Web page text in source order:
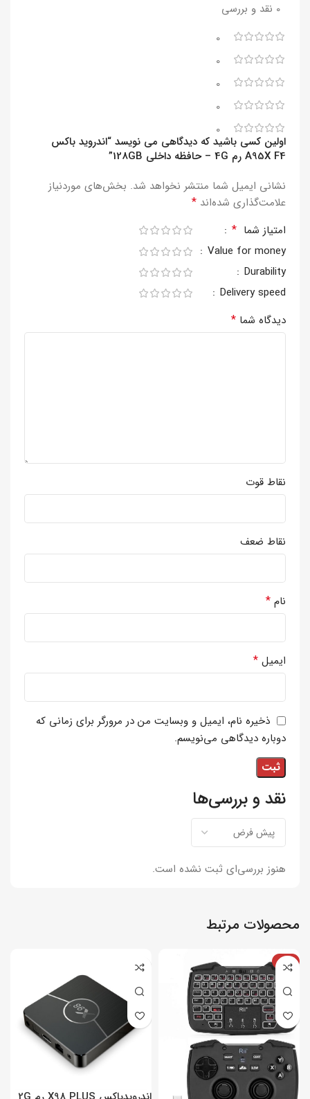
0 نقد و بررسی
0
0
0
0
0
نقد و بررسی‌ها
هنوز بررسی‌ای ثبت نشده است.
اولین کسی باشید که دیدگاهی می نویسد “اندروید باکس
A95X F4 رم 4G – حافظه داخلی 128GB”
نشانی ایمیل شما منتشر نخواهد شد. بخش‌های موردنیاز
علامت‌گذاری شده‌اند *
امتیاز شما *
Value for money
Durability
Delivery speed
دیدگاه شما *
نقاط قوت
نقاط ضعف
نام *
ایمیل *
ذخیره نام، ایمیل و وبسایت من در مرورگر برای زمانی که
دوباره دیدگاهی می‌نویسم.
محصولات مرتبط
-4%